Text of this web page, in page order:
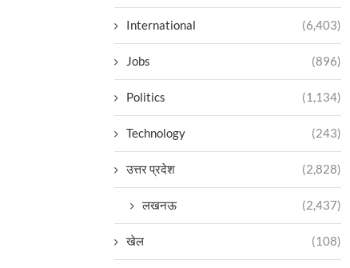
International (6,403)
Jobs (896)
Politics (1,134)
Technology (243)
उत्तर प्रदेश (2,828)
लखनऊ (2,437)
खेल (108)